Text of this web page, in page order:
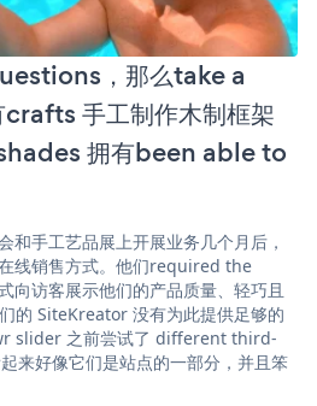
，那么take a
手工制作木制框架
拥有been able to
手工艺品展上开展业务几个月后，
线销售方式。他们required the
向访客展示他们的产品质量、轻巧且
的 SiteKreator 没有为此提供足够的
slider 之前尝试了 different third-
来好像它们是站点的一部分，并且笨